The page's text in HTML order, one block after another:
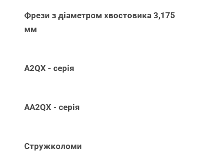
Фрези з діаметром хвостовика 3,175
мм
A2QX - серія
AA2QX - серія
Стружколоми